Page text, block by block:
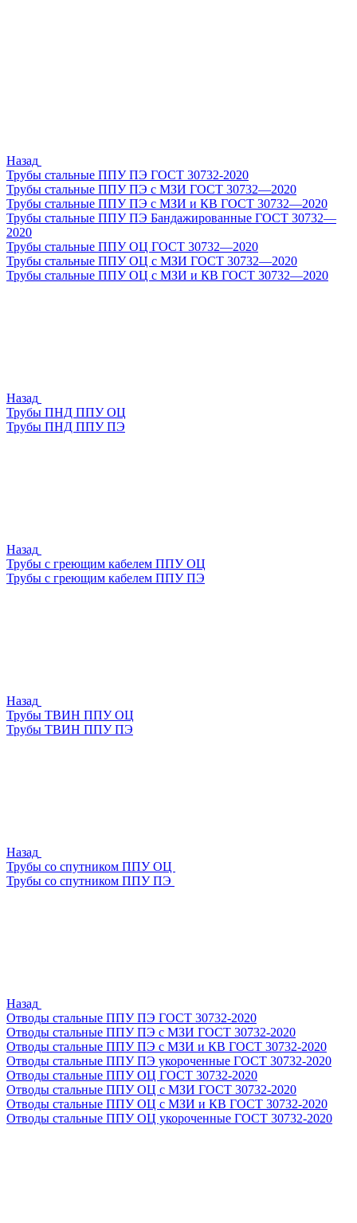
Назад
Трубы стальные ППУ ПЭ ГОСТ 30732-2020
Трубы стальные ППУ ПЭ с МЗИ ГОСТ 30732—2020
Трубы стальные ППУ ПЭ с МЗИ и КВ ГОСТ 30732—2020
Трубы стальные ППУ ПЭ Бандажированные ГОСТ 30732—
2020
Трубы стальные ППУ ОЦ ГОСТ 30732—2020
Трубы стальные ППУ ОЦ с МЗИ ГОСТ 30732—2020
Трубы стальные ППУ ОЦ с МЗИ и КВ ГОСТ 30732—2020
Назад
Трубы ПНД ППУ ОЦ
Трубы ПНД ППУ ПЭ
Назад
Трубы с греющим кабелем ППУ ОЦ
Трубы с греющим кабелем ППУ ПЭ
Назад
Трубы ТВИН ППУ ОЦ
Трубы ТВИН ППУ ПЭ
Назад
Трубы со спутником ППУ ОЦ
Трубы со спутником ППУ ПЭ
Назад
Отводы стальные ППУ ПЭ ГОСТ 30732-2020
Отводы стальные ППУ ПЭ с МЗИ ГОСТ 30732-2020
Отводы стальные ППУ ПЭ с МЗИ и КВ ГОСТ 30732-2020
Отводы стальные ППУ ПЭ укороченные ГОСТ 30732-2020
Отводы стальные ППУ ОЦ ГОСТ 30732-2020
Отводы стальные ППУ ОЦ с МЗИ ГОСТ 30732-2020
Отводы стальные ППУ ОЦ с МЗИ и КВ ГОСТ 30732-2020
Отводы стальные ППУ ОЦ укороченные ГОСТ 30732-2020